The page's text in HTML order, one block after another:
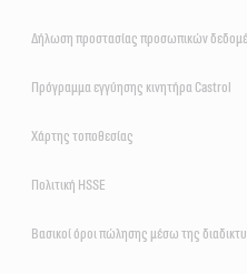
Δήλωση προστασίας προσωπικών
Πρόγραμμα εγγύησης κινητήρα Castrol
Χάρτης τοποθεσίας
Πολιτική HSSE
Βασικοί όροι πώλησης μέσω της